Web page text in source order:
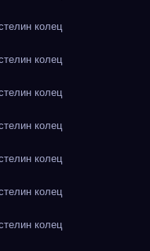
колец
колец
колец
колец
колец
колец
колец